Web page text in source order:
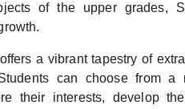
of the upper grades,
a vibrant tapestry of
can choose from a
their interests, develop